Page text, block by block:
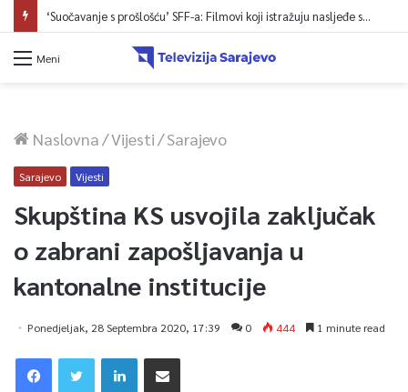
‘Suočavanje s prošlošću’ SFF-a: Filmovi koji istražuju nasljeđe sukoba i mogućnosti otpora
Meni
Naslovna/Vijesti/Sarajevo
Sarajevo Vijesti
Skupština KS usvojila zaključak
o zabrani zapošljavanja u
kantonalne institucije
Ponedjeljak, 28 Septembra 2020, 17:39 0 444 1 minute read